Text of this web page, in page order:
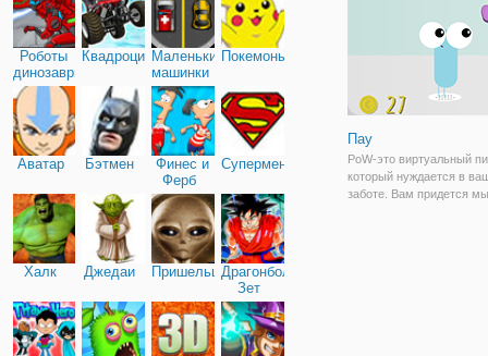
Роботы
динозавры
КвадроциклыМаленькие
машинки
Покемоны
Аватар Бэтмен
Финес и
Ферб
Супермен
Халк Джедаи ПришельцыДрагонболл
Зет
Пау
PoW-это виртуальный
который нуждается в
заботе. Вам придется